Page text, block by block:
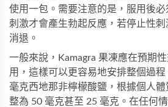
使用一包。需要注意的是，服用後
刺激才會產生勃起反應，若停止性
消退。
一般來說， Kamagra 果凍應在預期
用，這樣可以更容易地安排整個過
毫克西地那非檸檬酸鹽，根據個人
整為 50 毫克甚至 25 毫克。在任何